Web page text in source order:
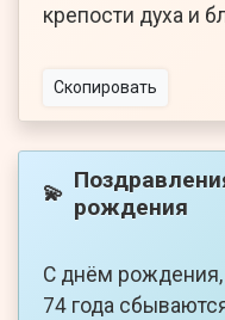
крепости духа и
Скопировать
💫 рождения
С днём рождения,
74 года